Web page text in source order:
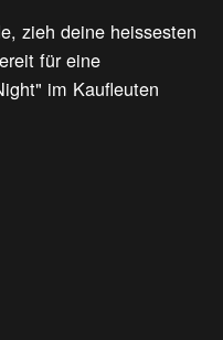
zieh deine heissesten
für eine
im Kaufleuten